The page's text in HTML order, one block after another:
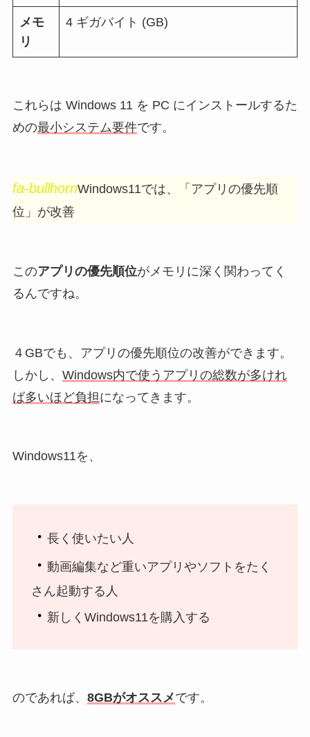
メモ
リ
4 ギガバイト (GB)
これらは Windows 11 を PC にインストールするた
めの最小システム要件です。
fa-bullhornWindows11では、「アプリの優先順
位」が改善
このアプリの優先順位がメモリに深く関わってく
るんですね。
４GBでも、アプリの優先順位の改善ができます。
しかし、 Windows内で使うアプリの総数が多けれ
ば多いほど負担になってきます。
Windows11を、
・ 長く使いたい人
・ 動画編集など重いアプリやソフトをたく
さん起動する人
・ 新しくWindows11を購入する
のであれば、 8GBがオススメです。